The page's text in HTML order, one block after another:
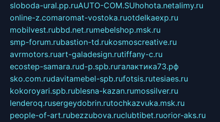
sloboda-ural.pp.ruAUTO-COM.SUhohota.netalimy.ru
online-z.comaromat-vostoka.ruotdelkaexp.ru
mobilvest.rubbd.net.rumebelshop.msk.ru
smp-forum.rubastion-td.rukosmoscreative.ru
avrmotors.ruart-galadesign.rutiffany-c.ru
ecostep-samara.rud-p.spb.ruгалактика73.рф
sko.com.rudavitamebel-spb.rufotsis.rutesiaes.ru
kokoroyari.spb.rublesna-kazan.rumossilver.ru
lenderoq.rusergeydobrin.rutochkazvuka.msk.ru
people-of-art.rubezzubova.ruclubtibet.ruorior-aks.ru